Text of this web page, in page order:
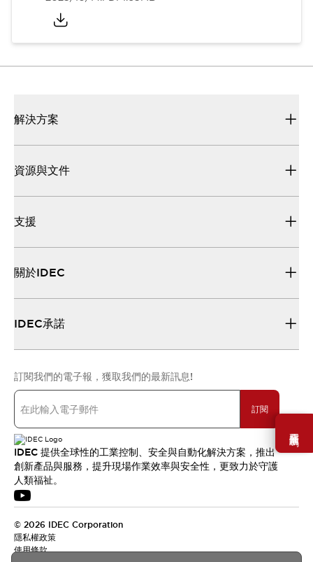
需要幫助嗎？
解決方案
資源與文件
支援
關於IDEC
IDEC承諾
訂閱我們的電子報，獲取我們的最新訊息!
訂閱
IDEC 提供全球性的工業控制、安全與自動化解決方案，推出
創新產品與服務，提升現場作業效率與安全性，更致力於守護
人類福祉。
© 2026 IDEC Corporation
隱私權政策
使用條款